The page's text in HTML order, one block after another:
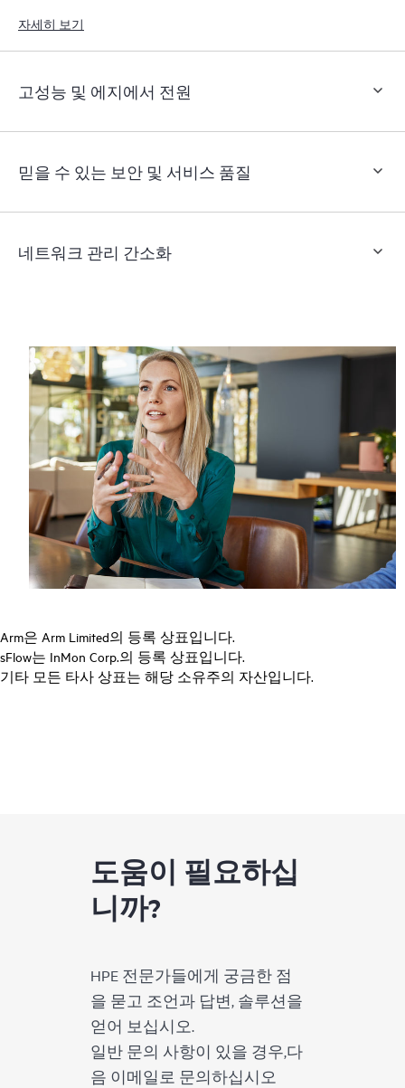
성을 제공합니다.
자세히 보기
고성능 및 에지에서 전원
믿을 수 있는 보안 및 서비스 품질
네트워크 관리 간소화
Arm은 Arm Limited의 등록 상표입니다.
sFlow는 InMon Corp.의 등록 상표입니다.
기타 모든 타사 상표는 해당 소유주의 자산입니다.
도움이 필요하십
니까?
HPE 전문가들에게 궁금한 점
을 묻고 조언과 답변, 솔루션을
얻어 보십시오.
일반 문의 사항이 있을 경우,다
음 이메일로 문의하십시오